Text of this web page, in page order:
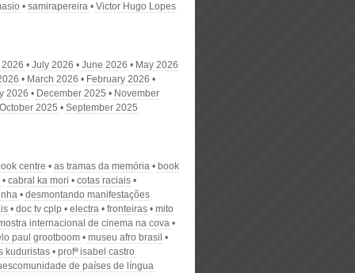
samirapereira Victor Hugo Lopes
July 2026 June 2026
May 2026
March 2026
February 2026
2026
December 2025
November
October 2025
September 2025
centre as tramas da memória
book
cabral ka mori
cotas raciais
desmontando manifestações
doc tv cplp electra fronteiras
mito
internacional de cinema na cova
paul grootboom
museu afro brasil
kuduristas
profª isabel castro
de países de língua